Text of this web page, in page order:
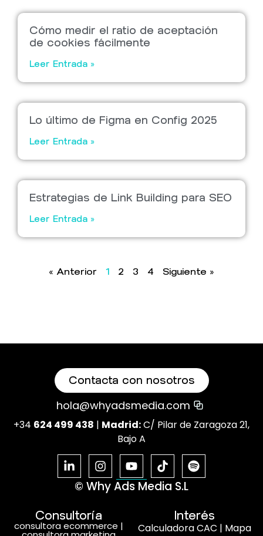
Cómo medir el ratio de aceptación
de cookies fácilmente
Leer Entrada »
Lo último de Figma en Config 2025
Leer Entrada »
Estrategias de Link Building para SEO
Leer Entrada »
« Anterior 1 2 3 4 Siguiente »
Contacta con nosotros
hola@whyadsmedia.com
+34 624 499 438 | Madrid:C/ Pilar de Zaragoza 21,
Bajo A
© Why Ads Media S.L
Consultoría
consultora ecommerce |
Interés
Calculadora CAC | Mapa